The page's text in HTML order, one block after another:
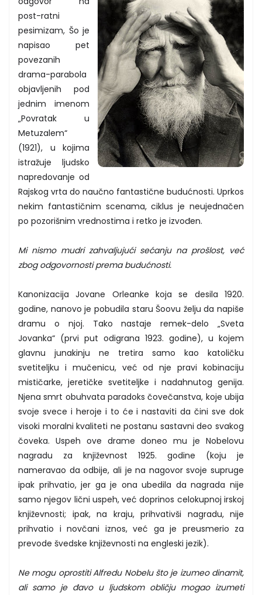
post-ratni
pesimizam, Šo je
napisao pet
povezanih
drama-parabola
objavljenih pod
jednim imenom
„Povratak u
Metuzalem“
(1921), u kojima
istražuje ljudsko
napredovanje od
Rajskog vrta do naučno fantastične budućnosti. Uprkos
nekim fantastičnim scenama, ciklus je neujednačen
po pozorišnim vrednostima i retko je izvođen.
Mi nismo mudri zahvaljujući sećanju na prošlost, već
zbog odgovornosti prema budućnosti.
Kanonizacija Jovane Orleanke koja se desila 1920.
godine, nanovo je pobudila staru Šoovu želju da napiše
dramu o njoj. Tako nastaje remek-delo „Sveta
Jovanka“ (prvi put odigrana 1923. godine), u kojem
glavnu junakinju ne tretira samo kao katoličku
svetiteljku i mučenicu, već od nje pravi kobinaciju
mističarke, jeretičke svetiteljke i nadahnutog genija.
Njena smrt obuhvata paradoks čovečanstva, koje ubija
svoje svece i heroje i to će i nastaviti da čini sve dok
visoki moralni kvaliteti ne postanu sastavni deo svakog
čoveka. Uspeh ove drame doneo mu je Nobelovu
nagradu za književnost 1925. godine (koju je
nameravao da odbije, ali je na nagovor svoje supruge
ipak prihvatio, jer ga je ona ubedila da nagrada nije
samo njegov lični uspeh, već doprinos celokupnoj irskoj
književnosti; ipak, na kraju, prihvativši nagradu, nije
prihvatio i novčani iznos, već ga je preusmerio za
prevode švedske književnosti na engleski jezik).
Ne mogu oprostiti Alfredu Nobelu što je izumeo dinamit,
ali samo je đavo u ljudskom obličju mogao izumeti